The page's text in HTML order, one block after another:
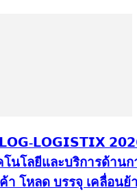
𝗟𝗢𝗚𝗜𝗦𝗧𝗜𝗫
โนโลยีและบริการด้าน
า โหลด บรรจุ เคลื่อนย้